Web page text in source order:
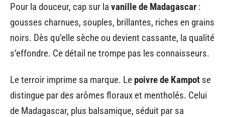
Pour la douceur, cap sur la vanille de Madagascar :
gousses charnues, souples, brillantes, riches en grains
noirs. Dès qu’elle sèche ou devient cassante, la qualité
s’effondre. Ce détail ne trompe pas les connaisseurs.
Le terroir imprime sa marque. Le poivre de Kampot se
distingue par des arômes floraux et mentholés. Celui
de Madagascar, plus balsamique, séduit par sa